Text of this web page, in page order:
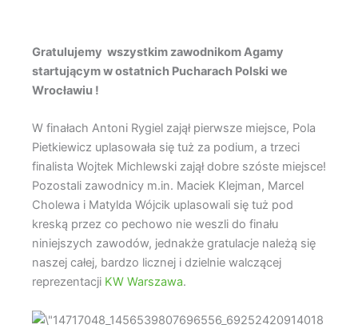
Gratulujemy wszystkim zawodnikom Agamy
startującym w ostatnich Pucharach Polski we
Wrocławiu !
W finałach Antoni Rygiel zajął pierwsze miejsce, Pola
Pietkiewicz uplasowała się tuż za podium, a trzeci
finalista Wojtek Michlewski zajął dobre szóste miejsce!
Pozostali zawodnicy m.in. Maciek Klejman, Marcel
Cholewa i Matylda Wójcik uplasowali się tuż pod
kreską przez co pechowo nie weszli do finału
niniejszych zawodów, jednakże gratulacje należą się
naszej całej, bardzo licznej i dzielnie walczącej
reprezentacji KW Warszawa.